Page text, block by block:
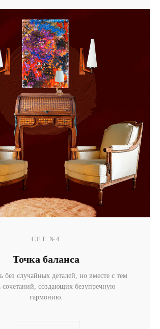
СЕТ №4
Точка баланса
без случайных деталей, но вместе с тем
сочетаний, создающих безупречную
гармонию.